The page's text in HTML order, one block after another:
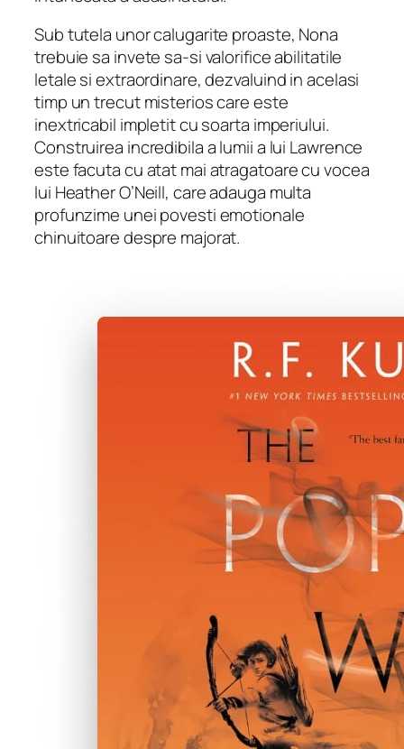
Sub tutela unor calugarite proaste, Nona
trebuie sa invete sa-si valorifice abilitatile
letale si extraordinare, dezvaluind in acelasi
timp un trecut misterios care este
inextricabil impletit cu soarta imperiului.
Construirea incredibila a lumii a lui Lawrence
este facuta cu atat mai atragatoare cu vocea
lui Heather O’Neill, care adauga multa
profunzime unei povesti emotionale
chinuitoare despre majorat.